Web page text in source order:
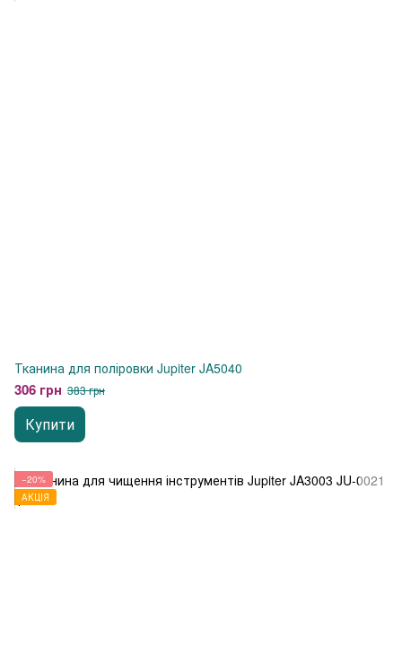
Тканина для поліровки Jupiter JA5040
306 грн 383 грн
Купити
−20%
АКЦІЯ